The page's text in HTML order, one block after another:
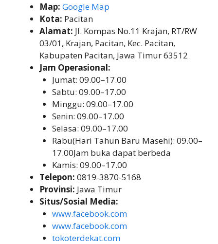
Map: Google Map
Kota: Pacitan
Alamat: Jl. Kompas No.11 Krajan, RT/RW
03/01, Krajan, Pacitan, Kec. Pacitan,
Kabupaten Pacitan, Jawa Timur 63512
Jam Operasional:
Jumat: 09.00–17.00
Sabtu: 09.00–17.00
Minggu: 09.00–17.00
Senin: 09.00–17.00
Selasa: 09.00–17.00
Rabu(Hari Tahun Baru Masehi): 09.00–
17.00Jam buka dapat berbeda
Kamis: 09.00–17.00
Telepon: 0819-3870-5168
Provinsi: Jawa Timur
Situs/Sosial Media:
www.facebook.com
www.facebook.com
tokoterdekat.com